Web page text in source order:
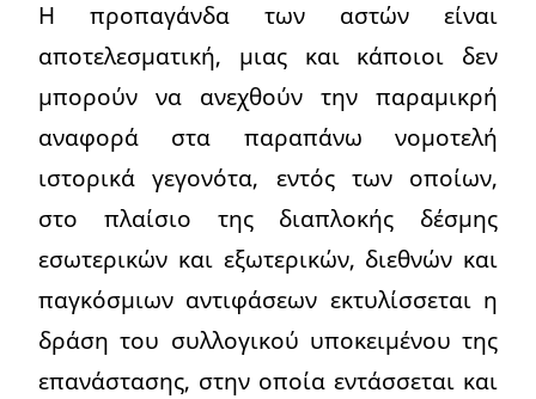
Η προπαγάνδα των αστών είναι
αποτελεσματική, μιας και κάποιοι δεν
μπορούν να ανεχθούν την παραμικρή
αναφορά στα παραπάνω νομοτελή
ιστορικά γεγονότα, εντός των οποίων,
στο πλαίσιο της διαπλοκής δέσμης
εσωτερικών και εξωτερικών, διεθνών και
παγκόσμιων αντιφάσεων εκτυλίσσεται η
δράση του συλλογικού υποκειμένου της
επανάστασης, στην οποία εντάσσεται και